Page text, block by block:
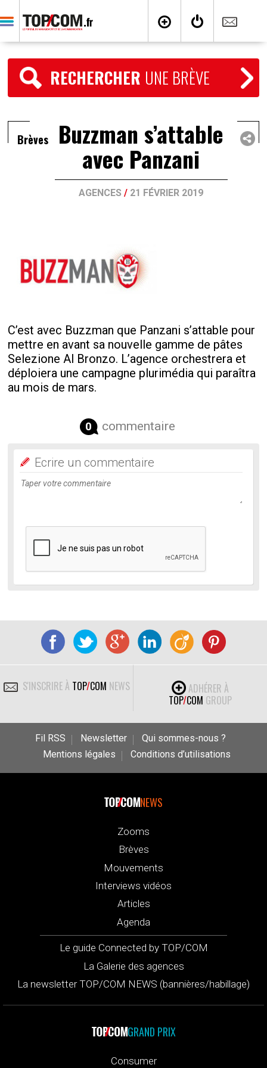
RECHERCHER UNE BRÈVE
Brèves Buzzman s’attable
avec Panzani
AGENCES / 21 FÉVRIER 2019
C’est avec Buzzman que Panzani s’attable pour
mettre en avant sa nouvelle gamme de pâtes
Selezione Al Bronzo. L’agence orchestrera et
déploiera une campagne plurimédia qui paraîtra
au mois de mars.
0 commentaire
Ecrire un commentaire
S'INSCRIRE À TOP/COM NEWS
ADHÉRER À
TOP/COM GROUP
Fil RSS Newsletter
Qui sommes-nous ?
Mentions légales
Conditions d’utilisations
NEWS
Zooms
Brèves
Mouvements
Interviews vidéos
Articles
Agenda
Le guide Connected by TOP/COM
La Galerie des agences
La newsletter TOP/COM NEWS (bannières/habillage)
GRAND PRIX
Consumer